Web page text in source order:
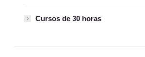
Cursos de 30 horas